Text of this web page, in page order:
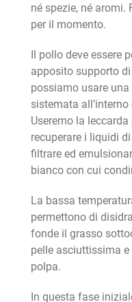
né spezie, né
per il momento.
Il pollo deve essere
apposito supporto
possiamo usare
sistemata
Useremo la
recuperare i liquidi
filtrare ed
bianco con cui
La bassa
permettono di
fonde il grasso
pelle asciuttissima
polpa.
In questa fase